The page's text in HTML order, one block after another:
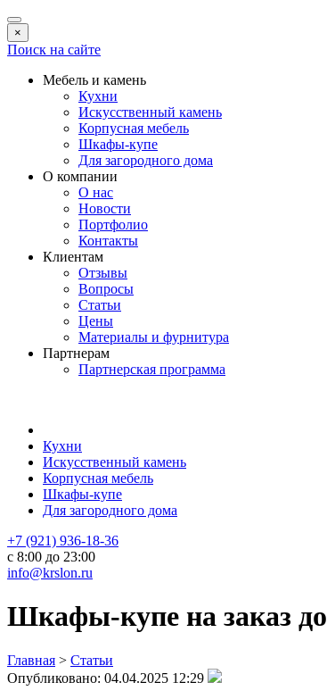
×
Поиск на сайте
Мебель и камень
Кухни
Искусственный камень
Корпусная мебель
Шкафы-купе
Для загородного дома
О компании
О нас
Новости
Портфолио
Контакты
Клиентам
Отзывы
Вопросы
Статьи
Цены
Материалы и фурнитура
Партнерам
Партнерская программа
Кухни
Искусственный камень
Корпусная мебель
Шкафы-купе
Для загородного дома
+7 (921) 936-18-36
с 8:00 до 23:00
info@krslon.ru
Шкафы-купе на заказ до
Главная > Статьи
Опубликовано: 04.04.2025 12:29